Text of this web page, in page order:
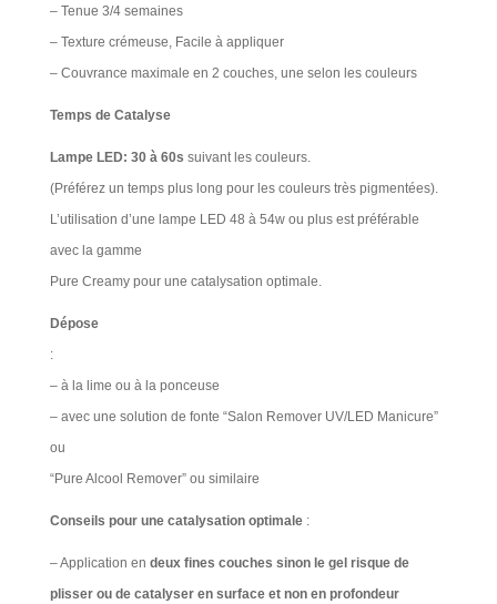
– Tenue 3/4 semaines
– Texture crémeuse, Facile à appliquer
– Couvrance maximale en 2 couches, une selon les couleurs
Temps de Catalyse
Lampe LED: 30 à 60s suivant les couleurs.
(Préférez un temps plus long pour les couleurs très pigmentées).
L’utilisation d’une lampe LED 48 à 54w ou plus est préférable
avec la gamme
Pure Creamy pour une catalysation optimale.
Dépose
:
– à la lime ou à la ponceuse
– avec une solution de fonte “Salon Remover UV/LED Manicure”
ou
“Pure Alcool Remover” ou similaire ​
Conseils pour une catalysation optimale :
– Application en deux fines couches sinon le gel risque de
plisser ou de catalyser en surface et non en profondeur